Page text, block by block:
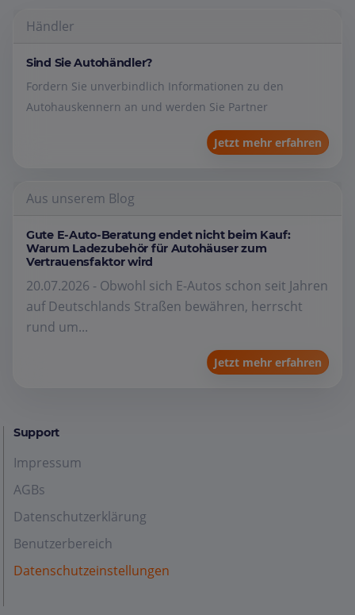
Händler
Sind Sie Autohändler?
Fordern Sie unverbindlich Informationen zu den
Autohauskennern an und werden Sie Partner
Jetzt mehr erfahren
Aus unserem Blog
Gute E-Auto-Beratung endet nicht beim Kauf:
Warum Ladezubehör für Autohäuser zum
Vertrauensfaktor wird
20.07.2026 - Obwohl sich E-Autos schon seit Jahren
auf Deutschlands Straßen bewähren, herrscht
rund um...
Jetzt mehr erfahren
Support
Impressum
AGBs
Datenschutzerklärung
Benutzerbereich
Datenschutzeinstellungen